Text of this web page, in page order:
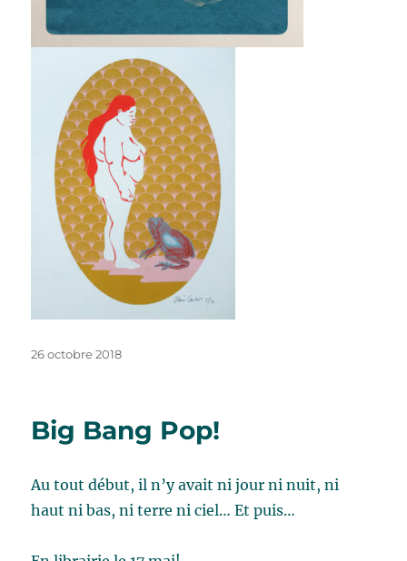
Publié
26 octobre 2018
Big Bang Pop!
Au tout début, il n’y avait ni jour ni nuit, ni
haut ni bas, ni terre ni ciel… Et puis…